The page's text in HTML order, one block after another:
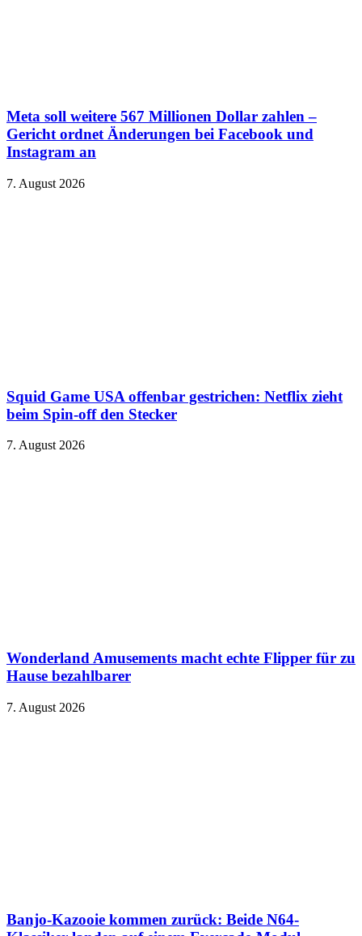
Meta soll weitere 567 Millionen Dollar zahlen –
Gericht ordnet Änderungen bei Facebook und
Instagram an
7. August 2026
Squid Game USA offenbar gestrichen: Netflix zieht
beim Spin-off den Stecker
7. August 2026
Wonderland Amusements macht echte Flipper für zu
Hause bezahlbarer
7. August 2026
Banjo-Kazooie kommen zurück: Beide N64-